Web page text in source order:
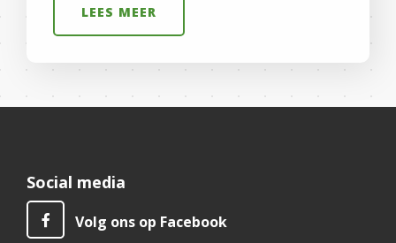
LEES MEER
Social media
Volg ons op Facebook